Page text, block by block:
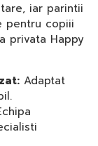
iar parintii
pentru copiii
privata Happy
Adaptat